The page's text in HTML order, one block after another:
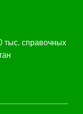
тыс. справочных